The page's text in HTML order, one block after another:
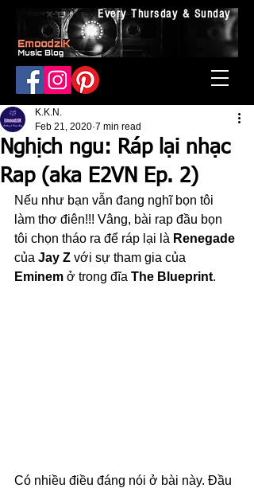
Every Thursday & Sunday
Nghịch ngu: Ráp lại nhạc
Rap (aka E2VN Ep. 2)
K.K.N.
Feb 21, 2020 7 min read
Nếu như bạn vẫn đang nghĩ bọn tôi
làm thơ điên!!! Vâng, bài rap đầu bọn
tôi chọn tháo ra để ráp lại là Renegade
của Jay Z với sự tham gia của
Eminem ở trong đĩa The Blueprint.
Có nhiều điều đáng nói ở bài này. Đầu